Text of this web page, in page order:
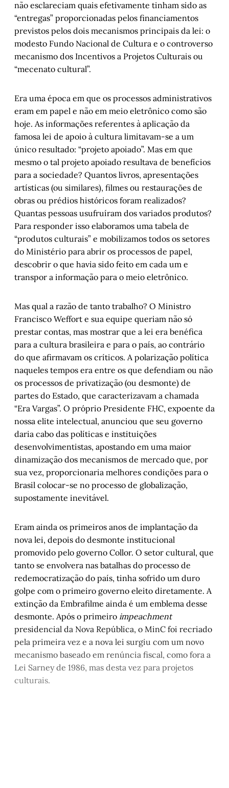
não esclareciam quais efetivamente tinham sido as
“entregas” proporcionadas pelos financiamentos
previstos pelos dois mecanismos principais da lei: o
modesto Fundo Nacional de Cultura e o controverso
mecanismo dos Incentivos a Projetos Culturais ou
“mecenato cultural”.
Era uma época em que os processos administrativos
eram em papel e não em meio eletrônico como são
hoje. As informações referentes à aplicação da
famosa lei de apoio à cultura limitavam-se a um
único resultado: “projeto apoiado”. Mas em que
mesmo o tal projeto apoiado resultava de benefícios
para a sociedade? Quantos livros, apresentações
artísticas (ou similares), filmes ou restaurações de
obras ou prédios históricos foram realizados?
Quantas pessoas usufruíram dos variados produtos?
Para responder isso elaboramos uma tabela de
“produtos culturais” e mobilizamos todos os setores
do Ministério para abrir os processos de papel,
descobrir o que havia sido feito em cada um e
transpor a informação para o meio eletrônico.
Mas qual a razão de tanto trabalho? O Ministro
Francisco Weffort e sua equipe queriam não só
prestar contas, mas mostrar que a lei era benéfica
para a cultura brasileira e para o país, ao contrário
do que afirmavam os críticos. A polarização política
naqueles tempos era entre os que defendiam ou não
os processos de privatização (ou desmonte) de
partes do Estado, que caracterizavam a chamada
“Era Vargas”. O próprio Presidente FHC, expoente da
nossa elite intelectual, anunciou que seu governo
daria cabo das políticas e instituições
desenvolvimentistas, apostando em uma maior
dinamização dos mecanismos de mercado que, por
sua vez, proporcionaria melhores condições para o
Brasil colocar-se no processo de globalização,
supostamente inevitável.
Eram ainda os primeiros anos de implantação da
nova lei, depois do desmonte institucional
promovido pelo governo Collor. O setor cultural, que
tanto se envolvera nas batalhas do processo de
redemocratização do país, tinha sofrido um duro
golpe com o primeiro governo eleito diretamente. A
extinção da Embrafilme ainda é um emblema desse
desmonte. Após o primeiro impeachment
presidencial da Nova República, o MinC foi recriado
pela primeira vez e a nova lei surgiu com um novo
mecanismo baseado em renúncia fiscal, como fora a
Lei Sarney de 1986, mas desta vez para projetos
culturais.